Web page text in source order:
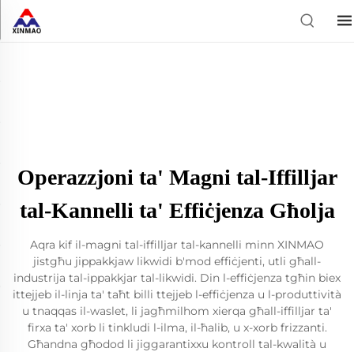
Operazzjoni ta' Magni tal-Iffilljar
tal-Kannelli ta' Effiċjenza Għolja
Aqra kif il-magni tal-iffilljar tal-kannelli minn XINMAO
jistgħu jippakkjaw likwidi b'mod effiċjenti, utli għall-
industrija tal-ippakkjar tal-likwidi. Din l-effiċjenza tgħin biex
ittejjeb il-linja ta' taħt billi ttejjeb l-effiċjenza u l-produttività
u tnaqqas il-waslet, li jagħmilhom xierqa għall-iffilljar ta'
firxa ta' xorb li tinkludi l-ilma, il-ħalib, u x-xorb frizzanti.
Għandna għodod li jiggarantixxu kontroll tal-kwalità u